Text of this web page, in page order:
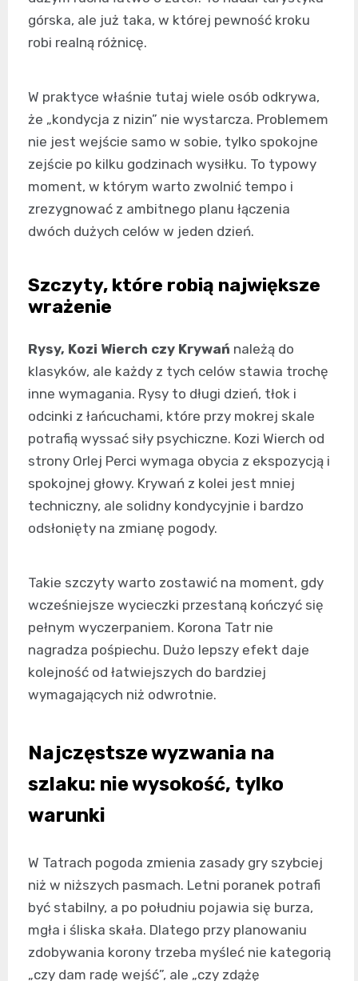
górska, ale już taka, w której pewność kroku
robi realną różnicę.
W praktyce właśnie tutaj wiele osób odkrywa,
że „kondycja z nizin” nie wystarcza. Problemem
nie jest wejście samo w sobie, tylko spokojne
zejście po kilku godzinach wysiłku. To typowy
moment, w którym warto zwolnić tempo i
zrezygnować z ambitnego planu łączenia
dwóch dużych celów w jeden dzień.
Szczyty, które robią największe
wrażenie
Rysy, Kozi Wierch czy Krywań należą do
klasyków, ale każdy z tych celów stawia trochę
inne wymagania. Rysy to długi dzień, tłok i
odcinki z łańcuchami, które przy mokrej skale
potrafią wyssać siły psychiczne. Kozi Wierch od
strony Orlej Perci wymaga obycia z ekspozycją i
spokojnej głowy. Krywań z kolei jest mniej
techniczny, ale solidny kondycyjnie i bardzo
odsłonięty na zmianę pogody.
Takie szczyty warto zostawić na moment, gdy
wcześniejsze wycieczki przestaną kończyć się
pełnym wyczerpaniem. Korona Tatr nie
nagradza pośpiechu. Dużo lepszy efekt daje
kolejność od łatwiejszych do bardziej
wymagających niż odwrotnie.
Najczęstsze wyzwania na
szlaku: nie wysokość, tylko
warunki
W Tatrach pogoda zmienia zasady gry szybciej
niż w niższych pasmach. Letni poranek potrafi
być stabilny, a po południu pojawia się burza,
mgła i śliska skała. Dlatego przy planowaniu
zdobywania korony trzeba myśleć nie kategorią
„czy dam radę wejść”, ale „czy zdążę